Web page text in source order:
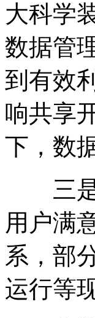
大科学
数据管
到有效
响共享
下，数
三
用户满
系，部
运行等